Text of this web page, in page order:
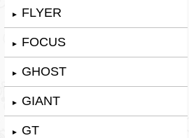
► FLYER
► FOCUS
► GHOST
► GIANT
► GT